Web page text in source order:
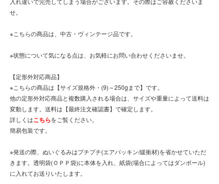
せ。
※こちらの商品は、中古・ヴィンテージ品です。
※状態について気になる点は、お気軽にお問い合わせくださいませ。
【定形外対応商品】
※こちらの商品は【サイズ規格外・(9)～250gまで】です。
他の定形外対応商品と複数購入される場合は、サイズや重量によって送料は
変動します。送料は【最終注文確認書】で確定します。
詳しくはこちらをご覧ください。
簡易包装です。
※発送の際、ぬいぐるみはプチプチ(エアパッキン/緩衝材)を省かせていただ
きます。透明袋(ＯＰＰ袋)に本体を入れ、紙袋(場合によってはダンボール)
に入れてお送りいたします。